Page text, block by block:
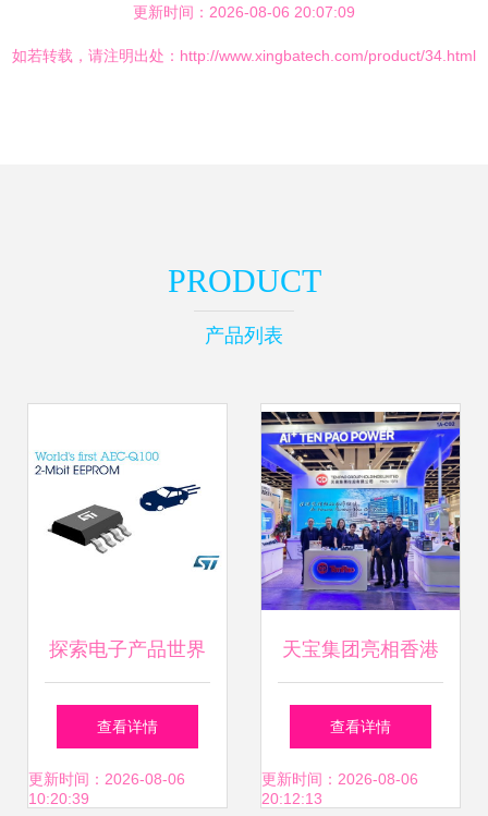
更新时间：2026-08-06 20:07:09
如若转载，请注明出处：http://www.xingbatech.com/product/34.html
PRODUCT
产品列表
探索电子产品世界
创新与生活的交汇
点
查看详情
更新时间：2026-08-06
10:20:39
天宝集团亮相香港
电子产品展 AI人形
机器人智能充电与
查看详情
更新时间：2026-08-06
20:12:13